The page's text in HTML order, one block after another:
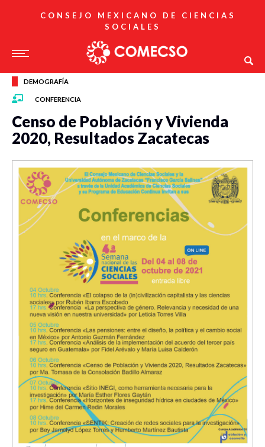
CONSEJO MEXICANO DE CIENCIAS
SOCIALES
DEMOGRAFÍA
CONFERENCIA
Censo de Población y Vivienda
2020, Resultados Zacatecas